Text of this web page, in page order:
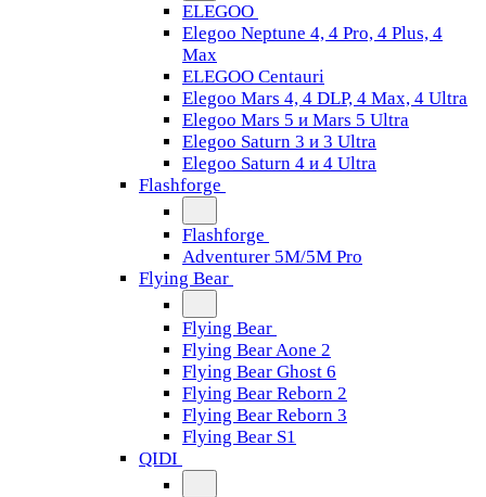
ELEGOO
Elegoo Neptune 4, 4 Pro, 4 Plus, 4
Max
ELEGOO Centauri
Elegoo Mars 4, 4 DLP, 4 Max, 4 Ultra
Elegoo Mars 5 и Mars 5 Ultra
Elegoo Saturn 3 и 3 Ultra
Elegoo Saturn 4 и 4 Ultra
Flashforge
Flashforge
Adventurer 5M/5M Pro
Flying Bear
Flying Bear
Flying Bear Aone 2
Flying Bear Ghost 6
Flying Bear Reborn 2
Flying Bear Reborn 3
Flying Bear S1
QIDI